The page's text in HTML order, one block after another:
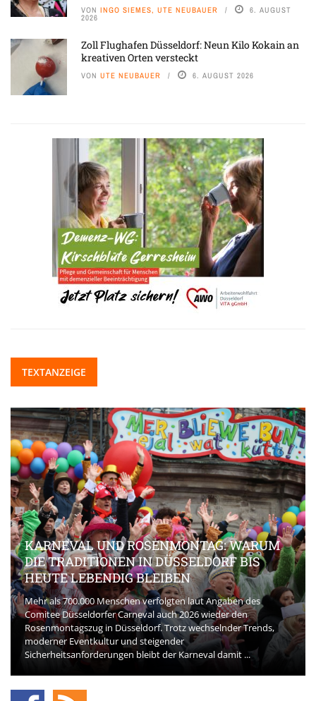
VON INGO SIEMES, UTE NEUBAUER 6. AUGUST
2026
Zoll Flughafen Düsseldorf: Neun Kilo Kokain an
kreativen Orten versteckt
VON UTE NEUBAUER 6. AUGUST 2026
TEXTANZEIGE
KARNEVAL UND ROSENMONTAG: WARUM
DIE TRADITIONEN IN DÜSSELDORF BIS
HEUTE LEBENDIG BLEIBEN
Mehr als 700.000 Menschen verfolgten laut Angaben des
Comitee Düsseldorfer Carneval auch 2026 wieder den
Rosenmontagszug in Düsseldorf. Trotz wechselnder Trends,
moderner Eventkultur und steigender
Sicherheitsanforderungen bleibt der Karneval damit ...